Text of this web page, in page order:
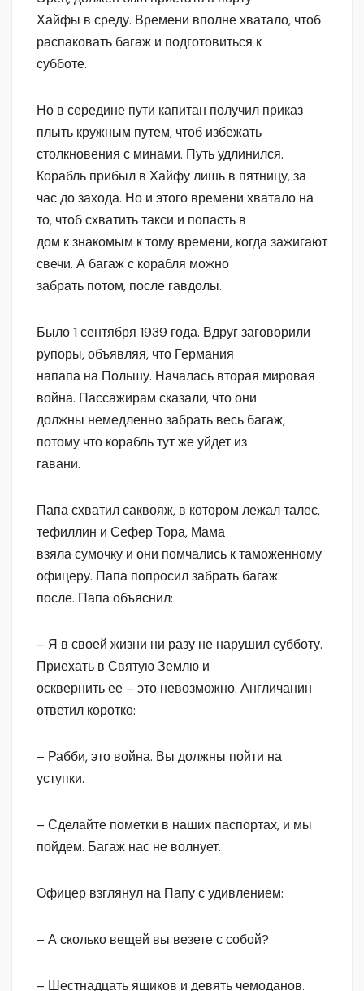
Хайфы в среду. Времени вполне хватало, чтоб
распаковать багаж и подготовиться к
субботе.
Но в середине пути капитан получил приказ
плыть кружным путем, чтоб избежать
столкновения с минами. Путь удлинился.
Корабль прибыл в Хайфу лишь в пятницу, за
час до захода. Но и этого времени хватало на
то, чтоб схватить такси и попасть в
дом к знакомым к тому времени, когда зажигают
свечи. А багаж с корабля можно
забрать потом, после гавдолы.
Было 1 сентября 1939 года. Вдруг заговорили
рупоры, объявляя, что Германия
напапа на Польшу. Началась вторая мировая
война. Пассажирам сказали, что они
должны немедленно забрать весь багаж,
потому что корабль тут же уйдет из
гавани.
Папа схватил саквояж, в котором лежал талес,
тефиллин и Сефер Тора, Мама
взяла сумочку и они помчались к таможенному
офицеру. Папа попросил забрать багаж
после. Папа объяснил:
– Я в своей жизни ни разу не нарушил субботу.
Приехать в Святую Землю и
осквернить ее – это невозможно. Англичанин
ответил коротко:
– Рабби, это война. Вы должны пойти на
уступки.
– Сделайте пометки в наших паспортах, и мы
пойдем. Багаж нас не волнует.
Офицер взглянул на Папу с удивлением:
– А сколько вещей вы везете с собой?
– Шестнадцать ящиков и девять чемоданов.